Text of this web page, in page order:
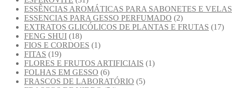
ESSÊNCIAS AROMÁTICAS PARA SABONETES E VELAS
ESSENCIAS PARA GESSO PERFUMADO (2)
EXTRATOS GLICÓLICOS DE PLANTAS E FRUTAS (17)
FENG SHUI (18)
FIOS E CORDOES (1)
FITAS (19)
FLORES E FRUTOS ARTIFICIAIS (1)
FOLHAS EM GESSO (6)
FRASCOS DE LABORATÓRIO (5)